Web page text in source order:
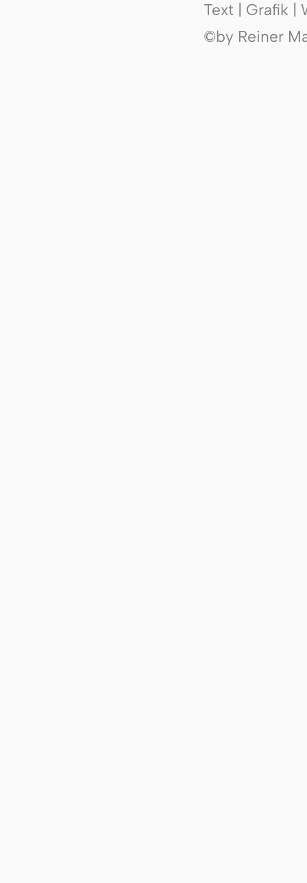
Text | Grafik |
©by Reiner